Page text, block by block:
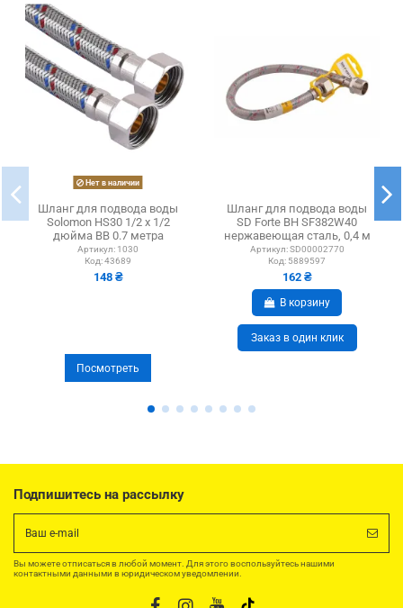
Нет в наличии
Шланг для подвода воды
Solomon HS30 1/2 х 1/2
дюйма ВВ 0.7 метра
Артикул: 1030
Код:43689
148 ₴
Посмотреть
Шланг для подвода воды
SD Forte ВН SF382W40
нержавеющая сталь, 0,4 м
Артикул: SD00002770
Код: 5889597
162 ₴
В корзину
Заказ в один клик
Подпишитесь на рассылку
Вы можете отписаться в любой момент. Для этого воспользуйтесь нашими
контактными данными в юридическом уведомлении.